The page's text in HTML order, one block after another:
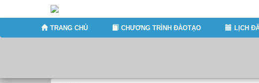
TRANG CHỦ CHƯƠNG TRÌNH ĐÀOTẠO LỊCH